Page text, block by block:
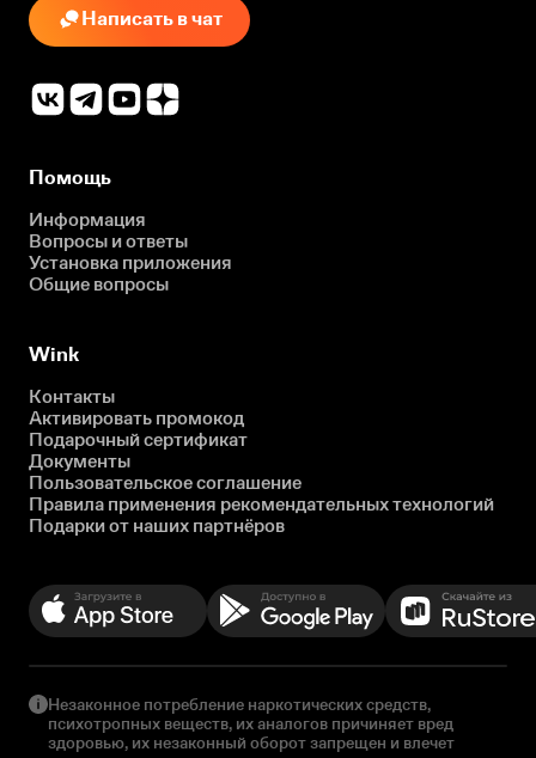
Написать в чат
Помощь
Информация
Вопросы и ответы
Установка приложения
Общие вопросы
Wink
Контакты
Активировать промокод
Подарочный сертификат
Документы
Пользовательское соглашение
Правила применения рекомендательных технологий
Подарки от наших партнёров
Незаконное потребление наркотических средств,
психотропных веществ, их аналогов причиняет вред
здоровью, их незаконный оборот запрещен и влечет